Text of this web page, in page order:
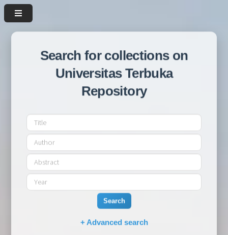
Search for collections on
Universitas Terbuka
Repository
Search
+ Advanced search